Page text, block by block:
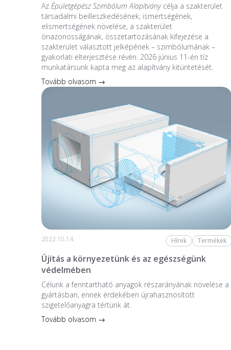
Az Épületgépész Szimbólum Alapítványcélja a szakterület
társadalmi beilleszkedésének, ismertségének,
elismertségének növelése, a szakterület
önazonosságának, összetartozásának kifejezése a
szakterület választott jelképének – szimbólumának –
gyakorlati elterjesztése révén. 2026 június 11-én tíz
munkatársunk kapta meg az alapítvány kitüntetését.
Tovább olvasom →
2022.10.14. Hírek Termékek
Újítás a környezetünk és az egészségünk
védelmében
Célunk a fenntartható anyagok részarányának növelése a
gyártásban, ennek érdekében újrahasznosított
szigetelőanyagra tértünk át.
Tovább olvasom →